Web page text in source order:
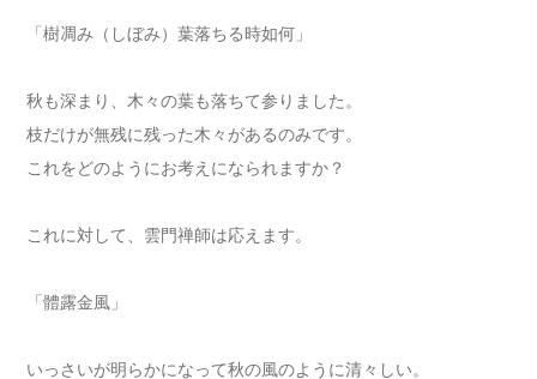
「樹凋み（しぼみ）葉落ちる時如何」
秋も深まり、木々の葉も落ちて参りました。
枝だけが無残に残った木々があるのみです。
これをどのようにお考えになられますか？
これに対して、雲門禅師は応えます。
「體露金風」
いっさいが明らかになって秋の風のように清々しい。